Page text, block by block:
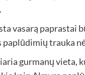
vasarą paprastai
trauka
gurmanų vieta,